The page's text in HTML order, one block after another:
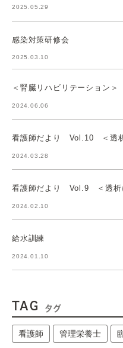
2025.05.29
感染対策研修会
2025.03.10
＜腎臓リハビリテーション＞
2024.06.06
看護師だより Vol.10 ＜透
2024.03.28
看護師だより Vol.9 ＜透析
2024.02.10
給水訓練
2024.01.10
TAG タグ
看護師 管理栄養士